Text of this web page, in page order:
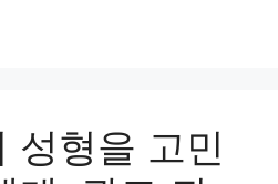
성형을 고민